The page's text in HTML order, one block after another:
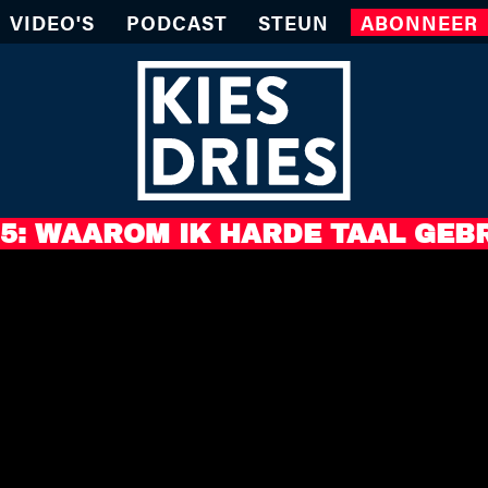
VIDEO'S PODCAST STEUN ABONNEER
WAAROM IK HARDE TAAL